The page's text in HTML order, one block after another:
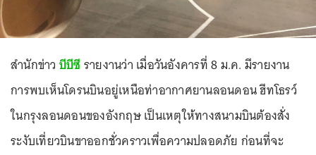
สำนักข่าว บีบีซี รายงานว่า เมื่อวันอังคารที่ 8 ม.ค. มีรายงาน
การพบเห็นโดรนบินอยู่เหนือท่าอากาศยานลอนดอน ฮีทโธรว์
ในกรุงลอนดอนของอังกฤษ เป็นเหตุให้ทางสนามบินต้องสั่ง
ระงับเที่ยวบินขาออกชั่วคราวเพื่อความปลอดภัย ก่อนที่จะ